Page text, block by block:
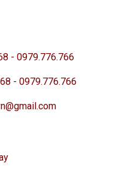
- 0979.776.766
- 0979.776.766